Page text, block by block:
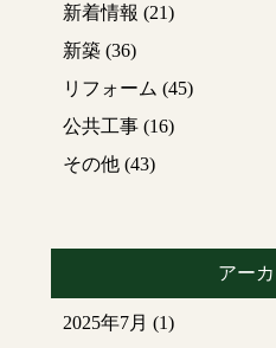
新着情報 (21)
新築(36)
リフォーム (45)
公共工事(16)
その他(43)
アー
2025年7月 (1)